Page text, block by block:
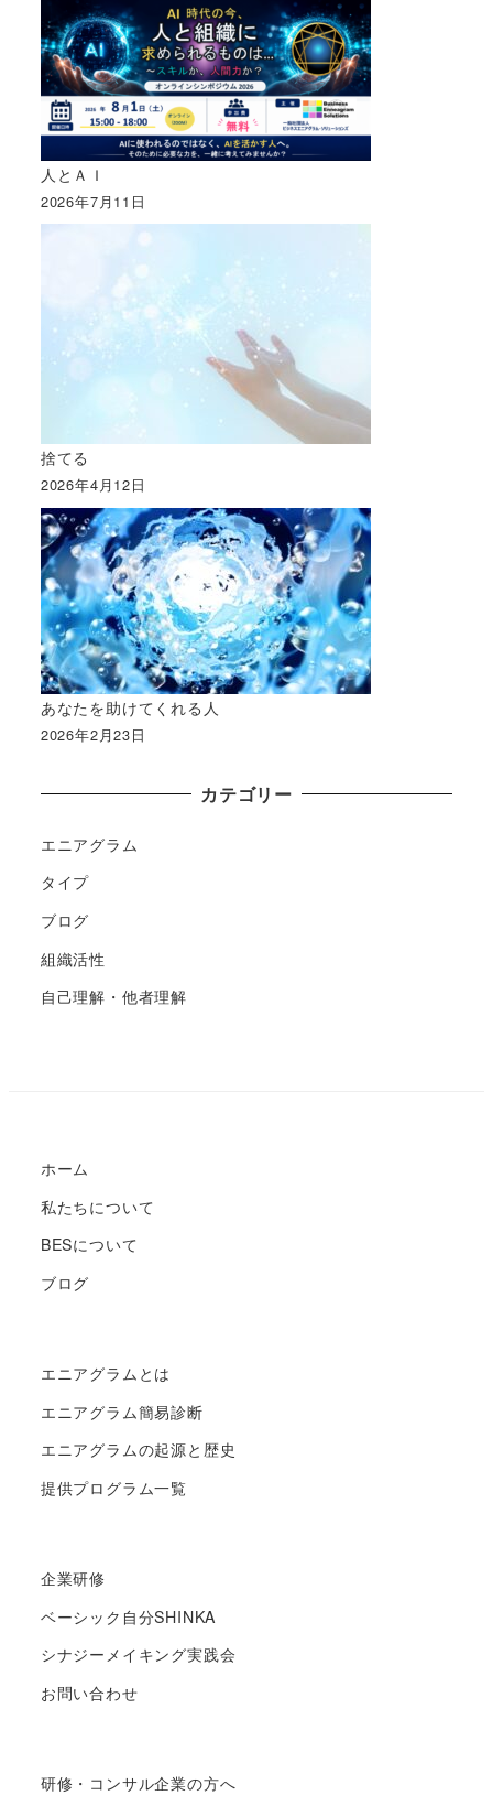
人とＡＩ
2026年7月11日
捨てる
2026年4月12日
あなたを助けてくれる人
2026年2月23日
カテゴリー
エニアグラム
タイプ
ブログ
組織活性
自己理解・他者理解
ホーム
私たちについて
BESについて
ブログ
エニアグラムとは
エニアグラム簡易診断
エニアグラムの起源と歴史
提供プログラム一覧
企業研修
ベーシック自分SHINKA
シナジーメイキング実践会
お問い合わせ
研修・コンサル企業の方へ